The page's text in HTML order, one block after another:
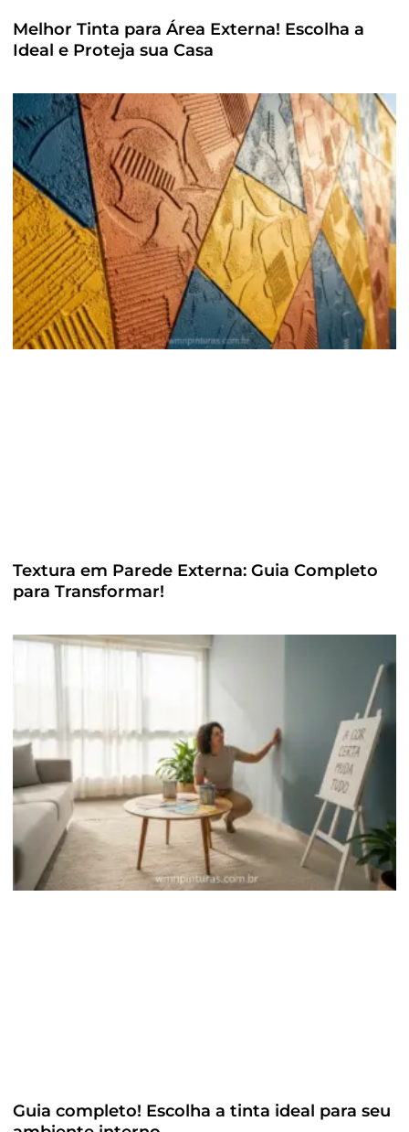
Melhor Tinta para Área Externa! Escolha a
Ideal e Proteja sua Casa
Textura em Parede Externa: Guia Completo
para Transformar!
Guia completo! Escolha a tinta ideal para seu